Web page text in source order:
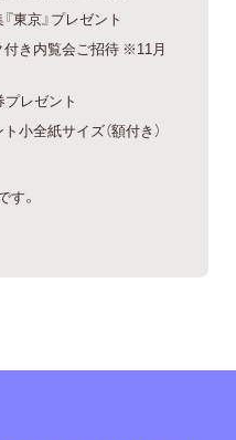
東京』プレゼント
き内覧会ご招待 ※11月
プレゼント
小全紙サイズ（額付き）
。